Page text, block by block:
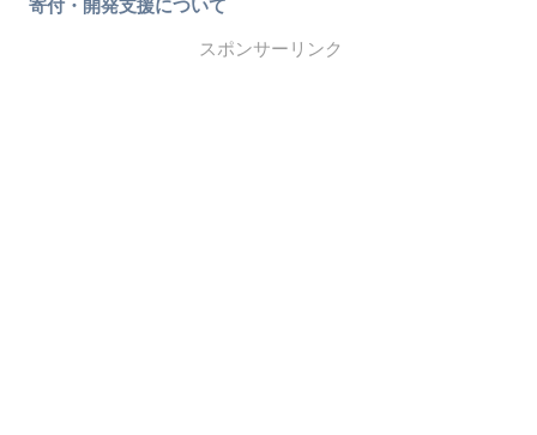
寄付・開発支援について
スポンサーリンク